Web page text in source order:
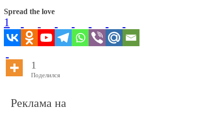
Spread the love
1
1
Поделился
Реклама на